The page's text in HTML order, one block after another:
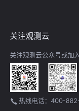
关注观测云
关注观测云公众号或加
热线电话：400-